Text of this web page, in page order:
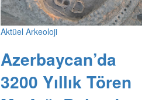
Aktüel Arkeoloji
Azerbaycan’da
3200 Yıllık Tören